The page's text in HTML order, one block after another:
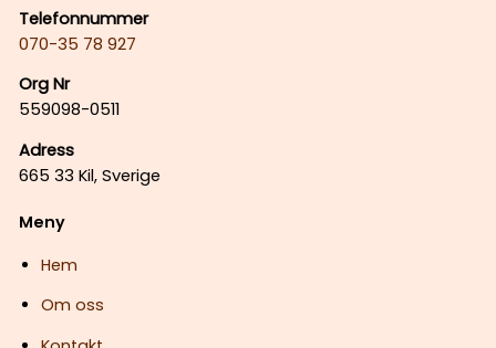
Telefonnummer
070-35 78 927
Org Nr
559098-0511
Adress
665 33 Kil, Sverige
Meny
Hem
Om oss